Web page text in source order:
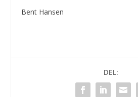
Bent Hansen
DEL: